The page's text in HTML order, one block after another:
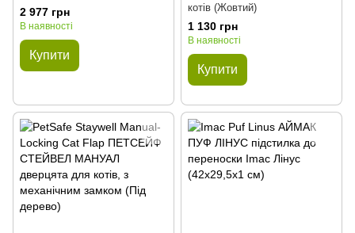
2 977 грн
В наявності
Купити
котів (Жовтий)
1 130 грн
В наявності
Купити